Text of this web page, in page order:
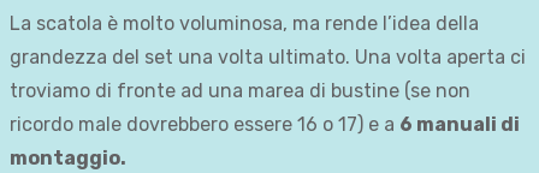
La scatola è molto voluminosa, ma rende l’idea della
grandezza del set una volta ultimato. Una volta aperta ci
troviamo di fronte ad una marea di bustine (se non
ricordo male dovrebbero essere 16 o 17) e a 6 manuali di
montaggio.